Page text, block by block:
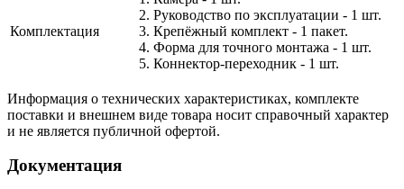
Комплектация
2. Руководство по эксплуатации - 1 шт.
3. Крепёжный комплект - 1 пакет.
4. Форма для точного монтажа - 1 шт.
5. Коннектор-переходник - 1 шт.
Информация о технических характеристиках, комплекте
поставки и внешнем виде товара носит справочный характер
и не является публичной офертой.
Документация